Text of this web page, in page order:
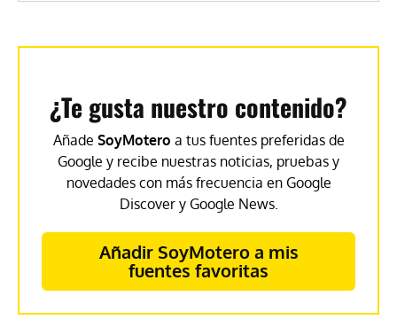
¿Te gusta nuestro contenido?
Añade SoyMotero a tus fuentes preferidas de
Google y recibe nuestras noticias, pruebas y
novedades con más frecuencia en Google
Discover y Google News.
Añadir SoyMotero a mis
fuentes favoritas